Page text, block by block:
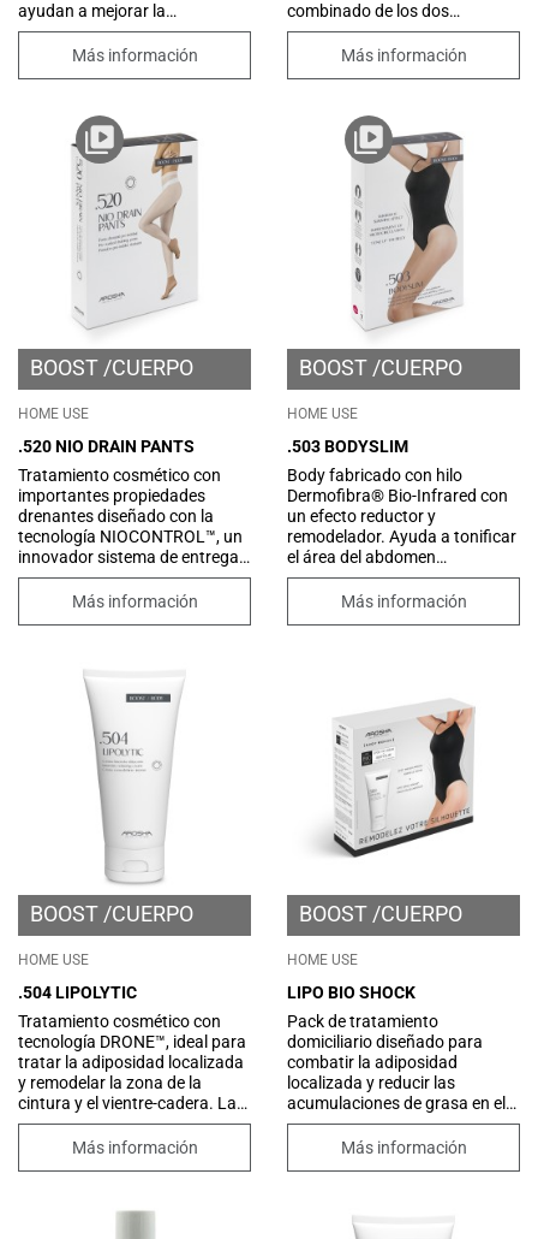
ayudan a mejorar la
microcirculación y promover el
drenaje de líquidos en exceso.
liberación innovador basado en
Niosomas, permite que los
principios activos contenidos
sean mejor y gradualmente
disponibles, para obtener un
resultado óptimo. Con una
textura ultra ligera y cómoda,
fácil de aplicar y especialmente
diseñada para absorberse
rápidamente sin dejar
sensación grasosa.
Más información
combinado de los dos
productos exclusivos, los
Pressopants Arosha by
crema gel drenante intensiva
Drain, garantiza el drenaje de
los líquidos en exceso al
mejorar el tono de la
microcirculación y
proporcionar una silueta
remodelada.
Más información
BOOST CUERPO
HOME USE
.520 NIO DRAIN PANTS
Tratamiento cosmético con
importantes propiedades
drenantes diseñado con la
tecnología NIOCONTROL™, un
innovador sistema de entrega
basado en niosomas que
gradualmente mejora la
sales de abedul y del Mar
Muerto que contrarrestan la
acumulación de líquidos en
exceso y promueven una
acción remineralizante y
desintoxicante. Su fórmula
también está enriquecida con
Centella y Escina, que
estimulan la microcirculación
aliviando la sensación de
pesadez e hinchazón en las
piernas.
Más información
BOOST CUERPO
HOME USE
.503 BODYSLIM
Body fabricado con hilo
Dermofibra® Bio-Infrared con
un efecto reductor y
remodelador. Ayuda a tonificar
el área del abdomen
estimulando la
microcirculación y
la microcirculación, mejorar la
hidratación de la piel y facilitar
la relajación de los músculos
contraídos.
Más información
BOOST CUERPO
HOME USE
.504 LIPOLYTIC
Tratamiento cosmético con
tecnología DRONE™, ideal para
tratar la adiposidad localizada
y remodelar la zona de la
cintura y el vientre-cadera. La
presencia de un sistema de
entrega innovador de
específico y selectivo, asegura
Más información
BOOST CUERPO
HOME USE
LIPO BIO SHOCK
Pack de tratamiento
domiciliario diseñado para
combatir la adiposidad
localizada y reducir las
acumulaciones de grasa en el
área del vientre y las caderas.
El uso sinérgico de la
Infrared, y la exclusiva crema
Más información